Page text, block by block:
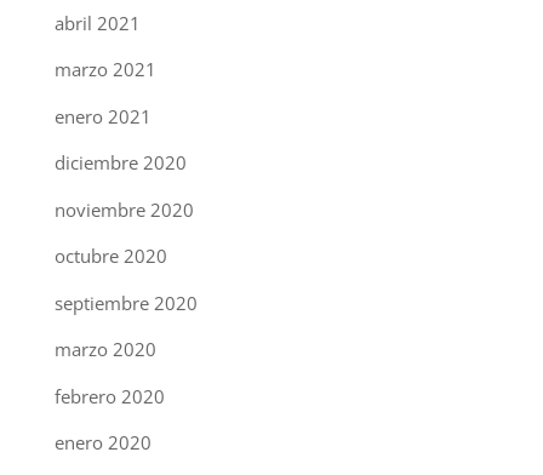
abril 2021
marzo 2021
enero 2021
diciembre 2020
noviembre 2020
octubre 2020
septiembre 2020
marzo 2020
febrero 2020
enero 2020